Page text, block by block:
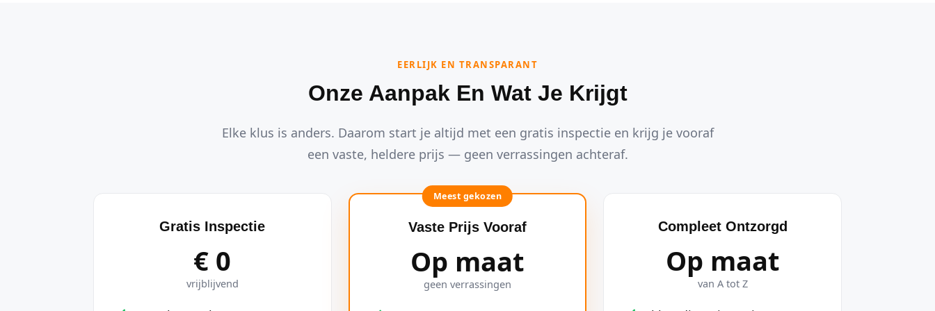
EERLIJK EN TRANSPARANT
Onze Aanpak En Wat Je Krijgt
Elke klus is anders. Daarom start je altijd met een gratis inspectie en krijg je vooraf
een vaste, heldere prijs — geen verrassingen achteraf.
Gratis Inspectie
€ 0
vrijblijvend
Meest gekozen
Vaste Prijs Vooraf
Op maat
geen verrassingen
Compleet Ontzorgd
Op maat
van A tot Z